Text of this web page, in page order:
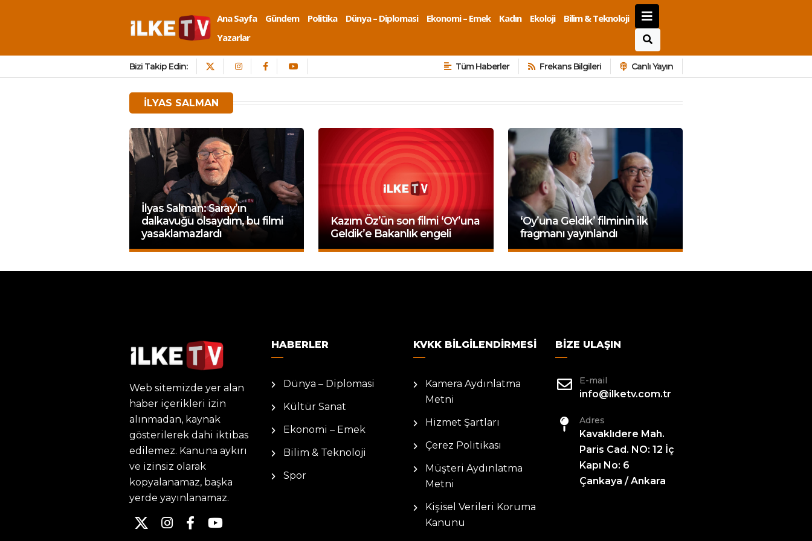
Ana Sayfa Gündem Politika Dünya – Diplomasi Ekonomi – Emek Kadın Ekoloji
Bilim & Teknoloji
Yazarlar
Bizi Takip Edin: Tüm Haberler Frekans Bilgileri Canlı Yayın
ILYAS SALMAN
İlyas Salman: Saray’ın
dalkavuğu olsaydım, bu filmi
yasaklamazlardı
Kazım Öz’ün son filmi ‘OY’una
Geldik’e Bakanlık engeli
‘Oy’una Geldik’ filminin ilk
fragmanı yayınlandı
Web sitemizde yer alan
haber içerikleri izin
alınmadan, kaynak
gösterilerek dahi iktibas
edilemez. Kanuna aykırı
ve izinsiz olarak
kopyalanamaz, başka
yerde yayınlanamaz.
HABERLER
Dünya – Diplomasi
Kültür Sanat
Ekonomi – Emek
Bilim & Teknoloji
Spor
KVKK BILGILENDIRMESI
Kamera Aydınlatma
Metni
Hizmet Şartları
Çerez Politikası
Müşteri Aydınlatma
Metni
Kişisel Verileri Koruma
Kanunu
BIZE ULAŞIN
E-mail
info@ilketv.com.tr
Adres
Kavaklıdere Mah.
Paris Cad. NO: 12 İç
Kapı No: 6
Çankaya / Ankara